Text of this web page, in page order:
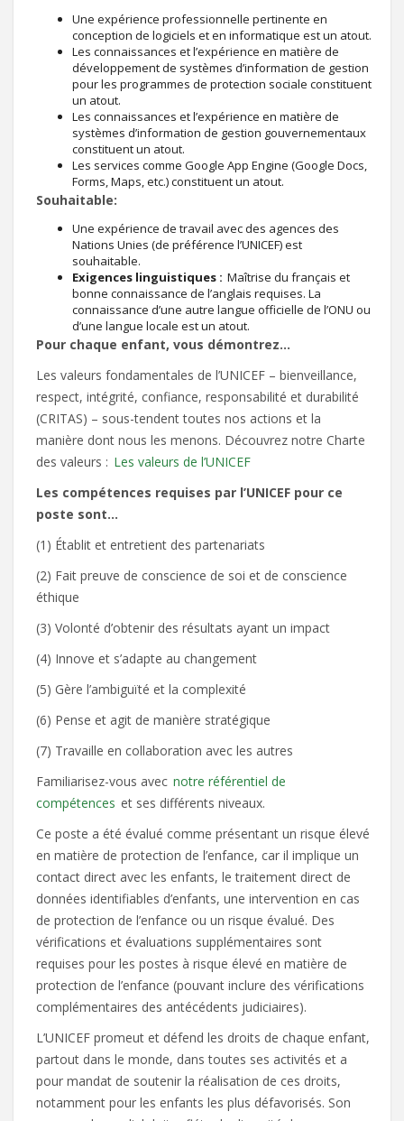
Une expérience professionnelle pertinente en
conception de logiciels et en informatique est un atout.
Les connaissances et l’expérience en matière de
développement de systèmes d’information de gestion
pour les programmes de protection sociale constituent
un atout.
Les connaissances et l’expérience en matière de
systèmes d’information de gestion gouvernementaux
constituent un atout.
Les services comme Google App Engine (Google Docs,
Forms, Maps, etc.) constituent un atout.
Souhaitable:
Une expérience de travail avec des agences des
Nations Unies (de préférence l’UNICEF) est
souhaitable.
Exigences linguistiques : Maîtrise du français et
bonne connaissance de l’anglais requises. La
connaissance d’une autre langue officielle de l’ONU ou
d’une langue locale est un atout.
Pour chaque enfant, vous démontrez…
Les valeurs fondamentales de l’UNICEF – bienveillance,
respect, intégrité, confiance, responsabilité et durabilité
(CRITAS) – sous-tendent toutes nos actions et la
manière dont nous les menons. Découvrez notre Charte
des valeurs : Les valeurs de l’UNICEF
Les compétences requises par l’UNICEF pour ce
poste sont…
(1) Établit et entretient des partenariats
(2) Fait preuve de conscience de soi et de conscience
éthique
(3) Volonté d’obtenir des résultats ayant un impact
(4) Innove et s’adapte au changement
(5) Gère l’ambiguïté et la complexité
(6) Pense et agit de manière stratégique
(7) Travaille en collaboration avec les autres
Familiarisez-vous avec notre référentiel de
compétences et ses différents niveaux.
Ce poste a été évalué comme présentant un risque élevé
en matière de protection de l’enfance, car il implique un
contact direct avec les enfants, le traitement direct de
données identifiables d’enfants, une intervention en cas
de protection de l’enfance ou un risque évalué. Des
vérifications et évaluations supplémentaires sont
requises pour les postes à risque élevé en matière de
protection de l’enfance (pouvant inclure des vérifications
complémentaires des antécédents judiciaires).
L’UNICEF promeut et défend les droits de chaque enfant,
partout dans le monde, dans toutes ses activités et a
pour mandat de soutenir la réalisation de ces droits,
notamment pour les enfants les plus défavorisés. Son